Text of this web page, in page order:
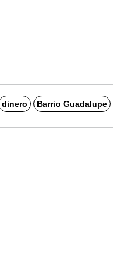
dinero Barrio Guadalupe